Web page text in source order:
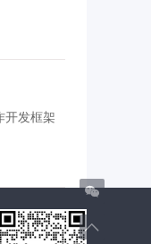
开发框架